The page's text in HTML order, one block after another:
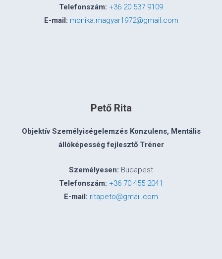
Telefonszám: +36 20 537 9109
E-mail: monika.magyar1972@gmail.com
Pető Rita
Objektív Személyiségelemzés Konzulens, Mentális
állóképesség fejlesztő Tréner
Személyesen: Budapest
Telefonszám: +36 70 455 2041
E-mail: ritapeto@gmail.com